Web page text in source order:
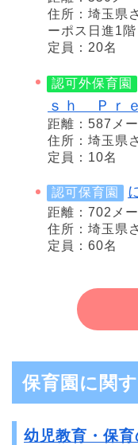
住所：埼玉県
ーポス日進1階
定員：20名
認可外保育園
ｓｈ Ｐｒ
距離：587メ
住所：埼玉県
定員：10名
認可保育園
距離：702メ
住所：埼玉県
定員：60名
保育園に関
幼児教育・保